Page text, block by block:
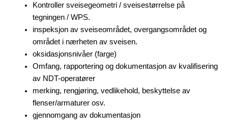
Kontroller sveisegeometri / sveisestørrelse på
tegningen / WPS.
inspeksjon av sveiseområdet, overgangsområdet og
området i nærheten av sveisen.
oksidasjonsnivåer (farge)
Omfang, rapportering og dokumentasjon av kvalifisering
av NDT-operatører
merking, rengjøring, vedlikehold, beskyttelse av
flenser/armaturer osv.
gjennomgang av dokumentasjon